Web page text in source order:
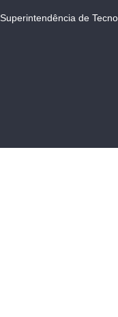
Superintendência de